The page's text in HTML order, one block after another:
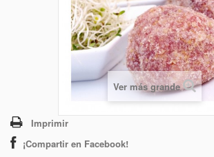
CONGELADOS
DROGUERÍA
Ver más grande
Imprimir
¡Compartir en Facebook!